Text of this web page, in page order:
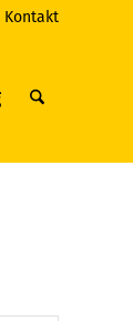
Kontakt